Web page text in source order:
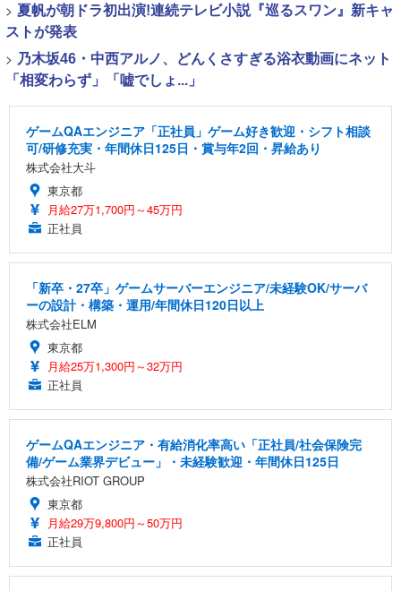
> 夏帆が朝ドラ初出演!連続テレビ小説『巡るスワン』新キャ
ストが発表
> 乃木坂46・中西アルノ、どんくさすぎる浴衣動画にネット
「相変わらず」「嘘でしょ...」
ゲームQAエンジニア「正社員」ゲーム好き歓迎・シフト相談
可/研修充実・年間休日125日・賞与年2回・昇給あり
株式会社大斗
東京都
月給27万1,700円～45万円
正社員
「新卒・27卒」ゲームサーバーエンジニア/未経験OK/サーバ
ーの設計・構築・運用/年間休日120日以上
株式会社ELM
東京都
月給25万1,300円～32万円
正社員
ゲームQAエンジニア・有給消化率高い「正社員/社会保険完
備/ゲーム業界デビュー」・未経験歓迎・年間休日125日
株式会社RIOT GROUP
東京都
月給29万9,800円～50万円
正社員